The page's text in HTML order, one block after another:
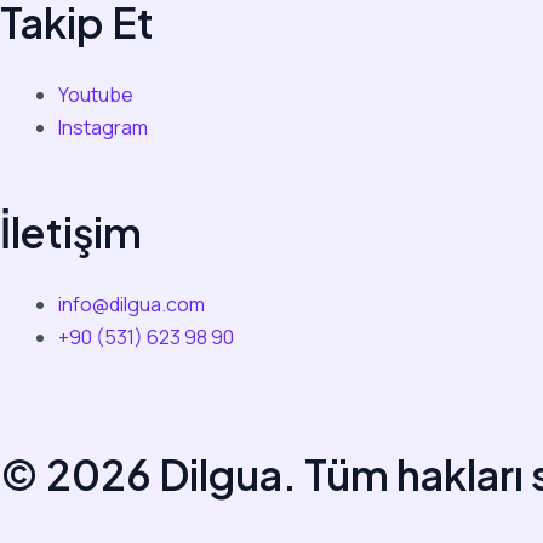
Takip Et
Youtube
Instagram
İletişim
info@dilgua.com
+90 (531) 623 98 90
© 2026 Dilgua. Tüm hakları